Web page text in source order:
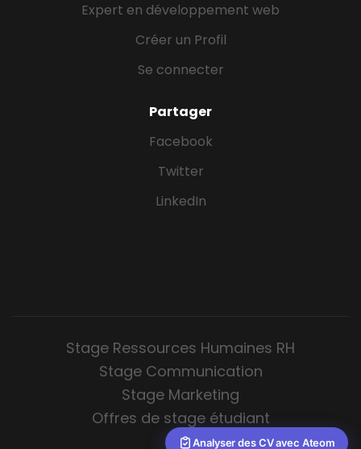
Expert en développement web
Créer un Profil
Se connecter
Partager
Facebook
Twitter
LinkedIn
Stage Ressources Humaines RH
Stage Communication
Stage Marketing
Offres de stage étudiant
Analyser des CV avec Ateom